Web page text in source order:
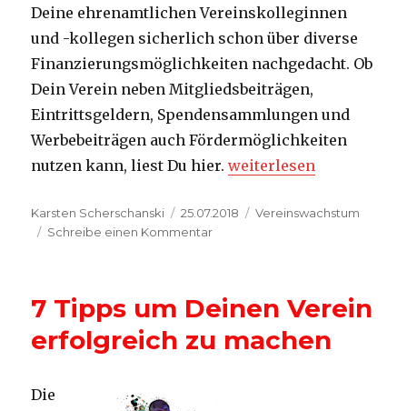
Deine ehrenamtlichen Vereinskolleginnen
und -kollegen sicherlich schon über diverse
Finanzierungsmöglichkeiten nachgedacht. Ob
Dein Verein neben Mitgliedsbeiträgen,
Eintrittsgeldern, Spendensammlungen und
Werbebeiträgen auch Fördermöglichkeiten
nutzen kann, liest Du hier.„Fördermöglichkeiten
weiterlesen
Autor
Karsten Scherschanski
Veröffentlicht
am
25.07.2018 Kategorien
Vereinswachstum
Schreibe einen Kommentarzu
nutzen
7 Tipps um Deinen Verein
erfolgreich zu machen
Die